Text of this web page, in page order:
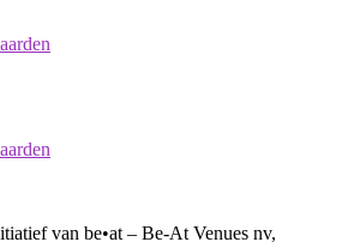
van be•at – Be-At Venues nv,